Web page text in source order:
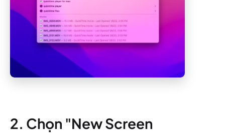
2. Chọn "New Screen